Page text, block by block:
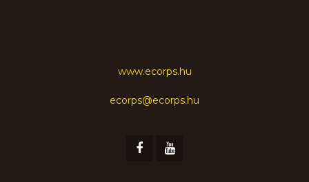
www.ecorps.hu
ecorps@ecorps.hu